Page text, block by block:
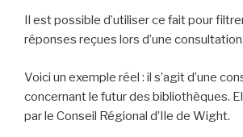
Il est possible d’utiliser ce fait pour
réponses reçues lors d’une consultation.
Voici un exemple réel : il s’agit d’une
concernant le futur des bibliothèques.
par le Conseil Régional d’Ile de Wight.